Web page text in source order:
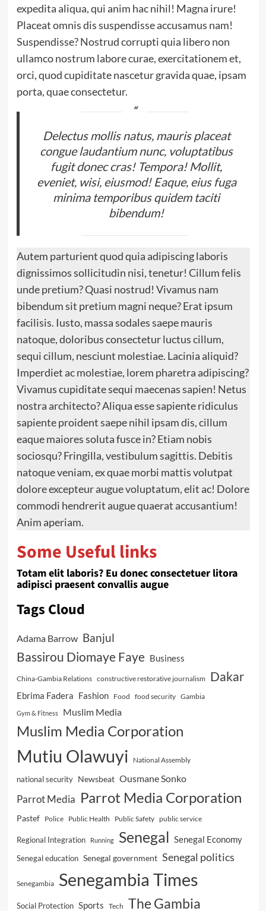
expedita aliqua, qui anim hac nihil! Magna irure!
Placeat omnis dis suspendisse accusamus nam!
Suspendisse? Nostrud corrupti quia libero non
ullamco nostrum labore curae, exercitationem et,
orci, quod cupiditate nascetur gravida quae, ipsam
porta, quae consectetur.
Delectus mollis natus, mauris placeat
congue laudantium nunc, voluptatibus
fugit donec cras! Tempora! Mollit,
eveniet, wisi, eiusmod! Eaque, eius fuga
minima temporibus quidem taciti
bibendum!
Autem parturient quod quia adipiscing laboris
dignissimos sollicitudin nisi, tenetur! Cillum felis
unde pretium? Quasi nostrud! Vivamus nam
bibendum sit pretium magni neque? Erat ipsum
facilisis. Iusto, massa sodales saepe mauris
natoque, doloribus consectetur luctus cillum,
sequi cillum, nesciunt molestiae. Lacinia aliquid?
Imperdiet ac molestiae, lorem pharetra adipiscing?
Vivamus cupiditatesequi maecenas sapien! Netus
nostra architecto? Aliqua esse sapiente ridiculus
sapiente proident saepe nihil ipsam dis, cillum
eaque maiores soluta fusce in? Etiam nobis
sociosqu? Fringilla, vestibulum sagittis. Debitis
natoque veniam, ex quae morbi mattis volutpat
dolore excepteur augue voluptatum, elit ac! Dolore
commodi hendrerit augue quaerat accusantium!
Anim aperiam.
Some Useful links
Totam elit laboris? Eu donec consectetuer litora
adipisci praesent convallis augue
Tags Cloud
Adama Barrow Banjul
Bassirou Diomaye Faye Business
China-Gambia Relations constructive restorative journalism Dakar
Ebrima Fadera Fashion Food food security Gambia
Gym & Fitness Muslim Media
Muslim Media Corporation
Mutiu Olawuyi National Assembly
national security Newsbeat Ousmane Sonko
Parrot Media Parrot Media Corporation
Pastef Police Public Health Public Safety public service
Regional Integration Running Senegal Senegal Economy
Senegal education Senegal government Senegal politics
Senegambia Senegambia Times
Social Protection Sports Tech The Gambia